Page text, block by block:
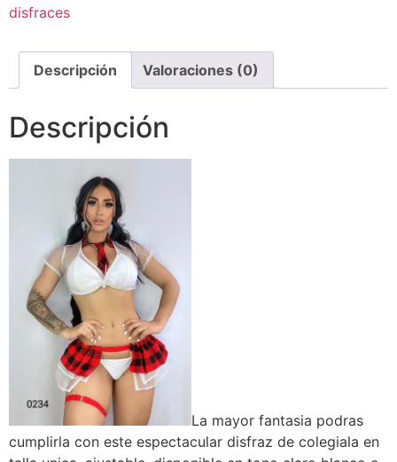
disfraces
Descripción Valoraciones (0)
Descripción
La mayor fantasia podras
cumplirla con este espectacular disfraz de colegiala en